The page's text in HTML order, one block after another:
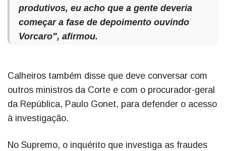
produtivos, eu acho que a gente deveria
começar a fase de depoimento ouvindo
Vorcaro", afirmou.
Calheiros também disse que deve conversar com
outros ministros da Corte e com o procurador-geral
da República, Paulo Gonet, para defender o acesso
à investigação.
No Supremo, o inquérito que investiga as fraudes